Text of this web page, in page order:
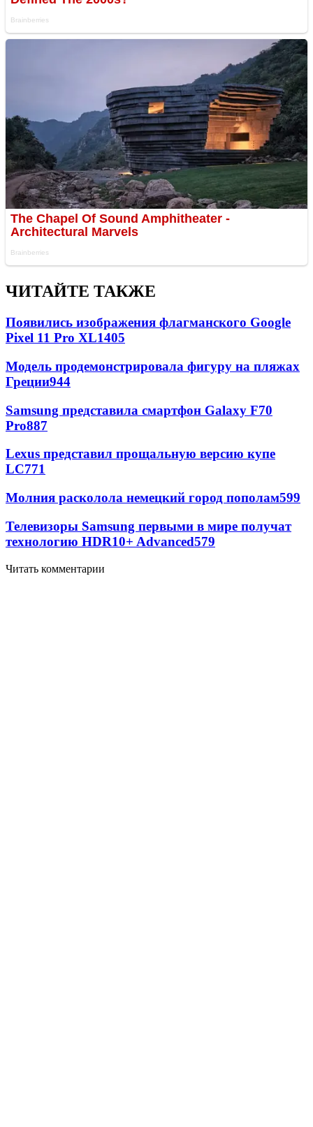
ЧИТАЙТЕ ТАКЖЕ
Появились изображения флагманского Google
Pixel 11 Pro XL1405
Модель продемонстрировала фигуру на пляжах
Греции944
Samsung представила смартфон Galaxy F70
Pro887
Lexus представил прощальную версию купе
LC771
Молния расколола немецкий город пополам599
Телевизоры Samsung первыми в мире получат
технологию HDR10+ Advanced579
Читать комментарии